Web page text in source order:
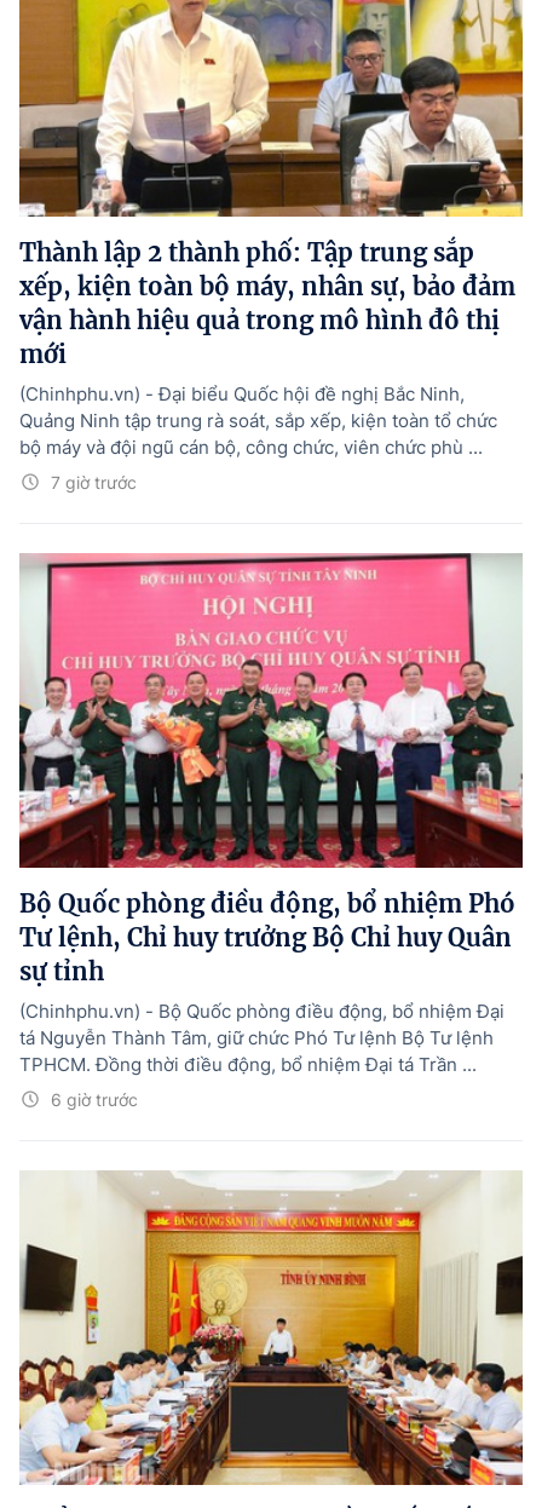
Thành lập 2 thành phố: Tập trung sắp
xếp, kiện toàn bộ máy, nhân sự, bảo đảm
vận hành hiệu quả trong mô hình đô thị
mới
7 giờ trước
(Chinhphu.vn) - Đại biểu Quốc hội đề nghị Bắc Ninh,
Quảng Ninh tập trung rà soát, sắp xếp, kiện toàn tổ chức
bộ máy và đội ngũ cán bộ, công chức, viên chức phù ...
Bộ Quốc phòng điều động, bổ nhiệm Phó
Tư lệnh, Chỉ huy trưởng Bộ Chỉ huy Quân
sự tỉnh
6 giờ trước
(Chinhphu.vn) - Bộ Quốc phòng điều động, bổ nhiệm Đại
tá Nguyễn Thành Tâm, giữ chức Phó Tư lệnh Bộ Tư lệnh
TPHCM. Đồng thời điều động, bổ nhiệm Đại tá Trần ...